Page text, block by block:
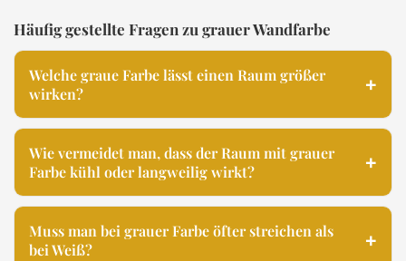
Häufig gestellte Fragen zu grauer Wandfarbe
Welche graue Farbe lässt einen Raum größer
wirken?
Wie vermeidet man, dass der Raum mit grauer
Farbe kühl oder langweilig wirkt?
Muss man bei grauer Farbe öfter streichen als
bei Weiß?